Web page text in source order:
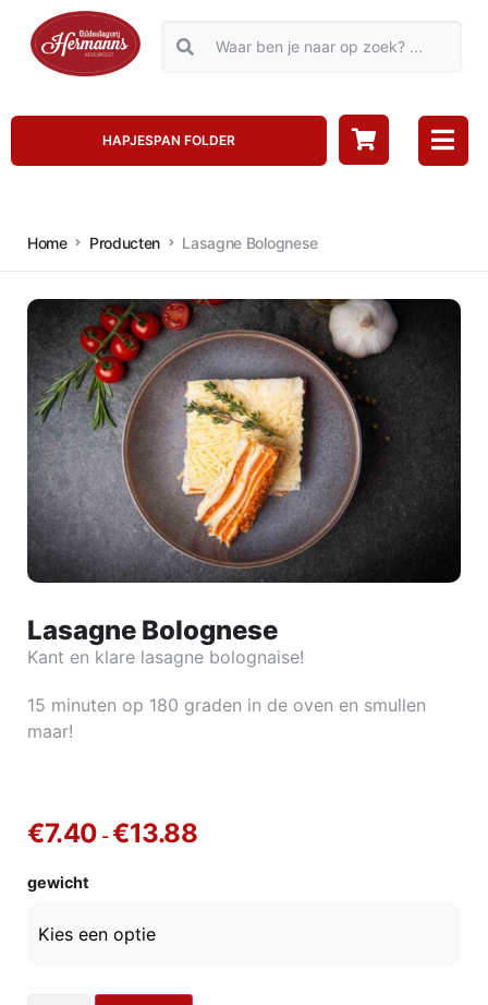
HAPJESPAN FOLDER
Home Producten Lasagne Bolognese
Lasagne Bolognese
Kant en klare lasagne bolognaise!
15 minuten op 180 graden in de oven en smullen
maar!
€7.40 -€13.88
gewicht